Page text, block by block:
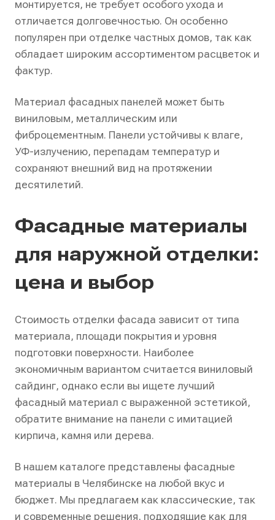
монтируется, не требует особого ухода и
отличается долговечностью. Он особенно
популярен при отделке частных домов, так как
обладает широким ассортиментом расцветок и
фактур.
Материал фасадных панелей может быть
виниловым, металлическим или
фиброцементным. Панели устойчивы к влаге,
УФ-излучению, перепадам температур и
сохраняют внешний вид на протяжении
десятилетий.
Фасадные материалы
для наружной отделки:
цена и выбор
Стоимость отделки фасада зависит от типа
материала, площади покрытия и уровня
подготовки поверхности. Наиболее
экономичным вариантом считается виниловый
сайдинг, однако если вы ищете лучший
фасадный материал с выраженной эстетикой,
обратите внимание на панели с имитацией
кирпича, камня или дерева.
В нашем каталоге представлены фасадные
материалы в Челябинске на любой вкус и
бюджет. Мы предлагаем как классические, так
и современные решения, подходящие как для